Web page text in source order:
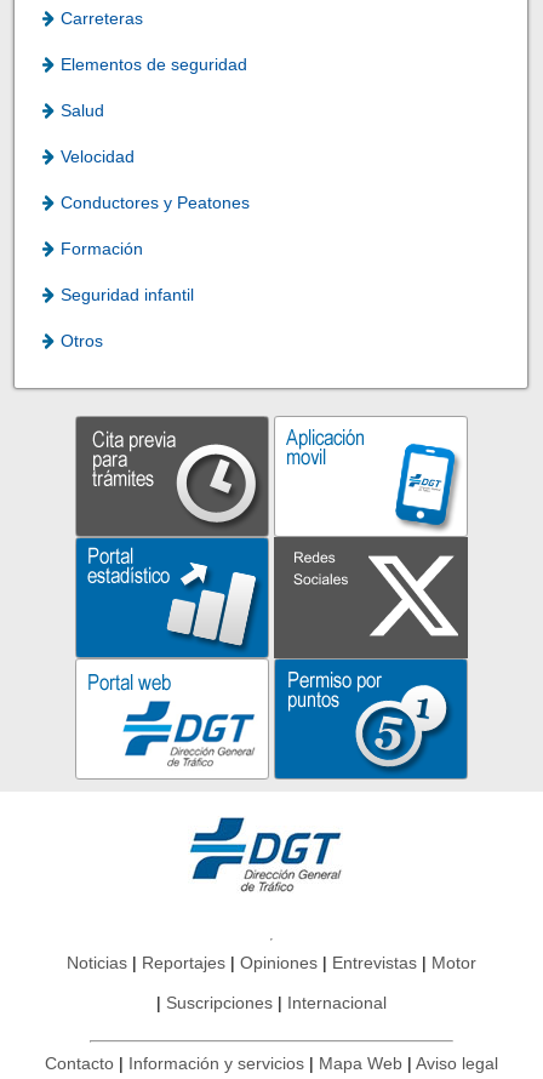
Carreteras
Elementos de seguridad
Salud
Velocidad
Conductores y Peatones
Formación
Seguridad infantil
Otros
Noticias Reportajes Opiniones Entrevistas Motor
Suscripciones Internacional
Contacto Información y servicios Mapa Web Aviso legal